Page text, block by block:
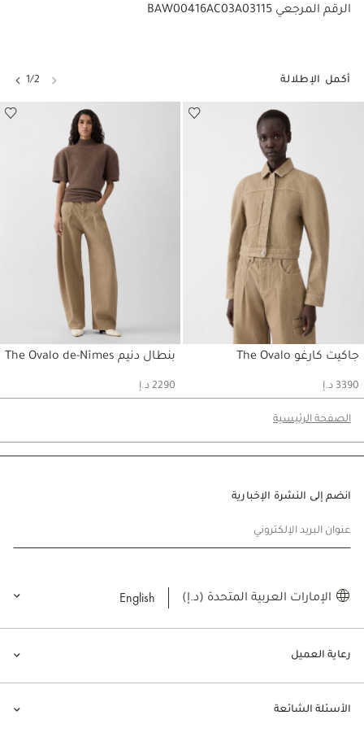
BAW00416AC03A03115 الرقم المرجعي
أكمل الإطلالة
جاكيت كارغو The Ovalo
3390 د.إ
بنطال دنيم The Ovalo de-Nîmes
حسابي
2290 د.إ
1/2
الصفحة الرئيسية
رعاية العميل
الأسئلة الشائعة
انضم إلى النشرة الإخبارية
عنوان البريد الإلكتروني
الإمارات العربية المتحدة (د.إ) English